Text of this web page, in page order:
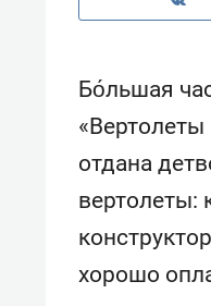
Бо́льшая
отдана
вертолеты:
хорошо
Рекомендуем
Как ГК
создают
комфорта